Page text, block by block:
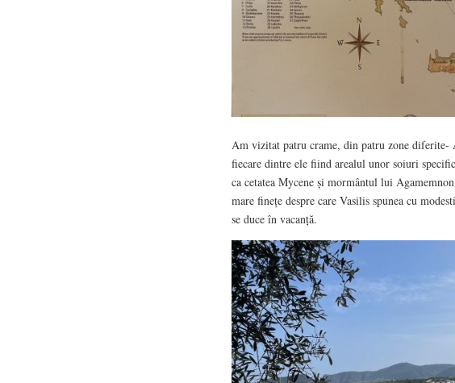
Am vizitat patru crame, din patru zone
fiecare dintre ele fiind arealul unor soiuri
ca cetatea Mycene și mormântul lui
mare finețe despre care Vasilis spunea cu
se duce în vacanță.